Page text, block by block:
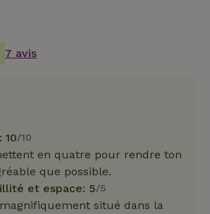
7 avis
10/10
en quatre pour rendre ton
que possible.
et espace: 5/5
situé dans la